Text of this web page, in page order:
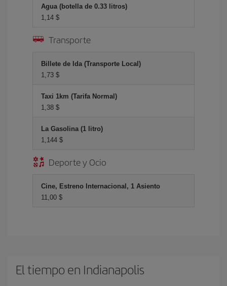
Agua (botella de 0.33 litros)
1,14 $
Transporte
Billete de Ida (Transporte Local)
1,73 $
Taxi 1km (Tarifa Normal)
1,38 $
La Gasolina (1 litro)
1,144 $
Deporte y Ocio
Cine, Estreno Internacional, 1 Asiento
11,00 $
El tiempo en Indianapolis